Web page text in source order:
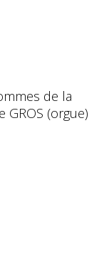
de la
GROS (orgue)